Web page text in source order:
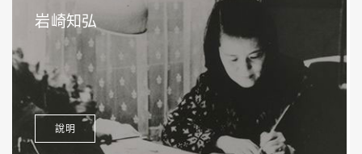
岩崎知弘
說明